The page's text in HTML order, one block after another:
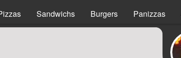
Sandwichs Burgers Panizzas